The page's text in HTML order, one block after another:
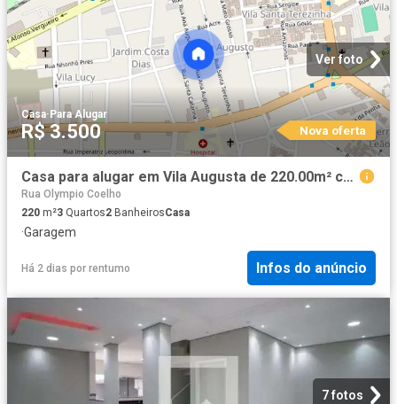
Ver foto
Casa·Para Alugar
R$ 3.500 Nova oferta
Casa para alugar em Vila Augusta de 220.00m² com 3 Quartos, 1 Suite e 6 Garagens
Rua Olympio Coelho
220 m²3 Quartos2 BanheirosCasa
·Garagem
Há 2 dias por rentumo Infos do anúncio
7 fotos